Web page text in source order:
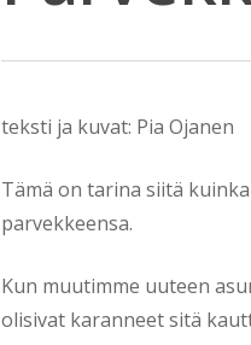
teksti ja kuvat: Pia Ojanen
Tämä on tarina siitä
parvekkeensa.
Kun muutimme uuteen
olisivat karanneet sitä